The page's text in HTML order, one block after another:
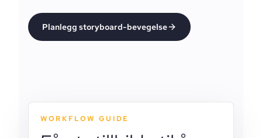
Planlegg storyboard-bevegelse
WORKFLOW GUIDE